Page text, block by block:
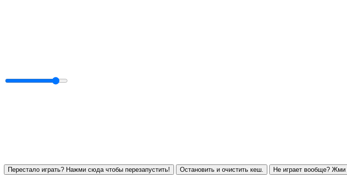
Перестало играть? Нажми сюда чтобы перезапустить! Остановить и очистить кеш. Не играет вообще?